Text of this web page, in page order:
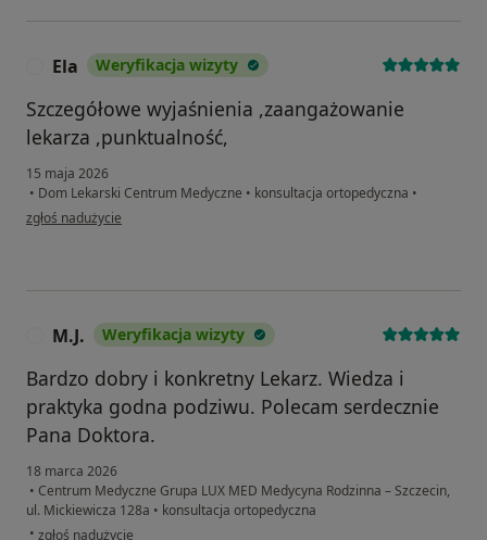
Ela Weryfikacja wizyty
Szczegółowe wyjaśnienia ,zaangażowanie
lekarza ,punktualność,
15 maja 2026
• Dom Lekarski Centrum Medyczne • konsultacja ortopedyczna •
w opinii użytkownika Ela
zgłoś nadużycie
M.J. Weryfikacja wizyty
Bardzo dobry i konkretny Lekarz. Wiedza i
praktyka godna podziwu. Polecam serdecznie
Pana Doktora.
18 marca 2026
• Centrum Medyczne Grupa LUX MED Medycyna Rodzinna – Szczecin,
ul. Mickiewicza 128a • konsultacja ortopedyczna
• w opinii użytkownika M.J.
zgłoś nadużycie